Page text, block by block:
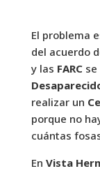
El problema
del acuerdo
y las FARCse
realizar un
porque no
cuántas
En Vista